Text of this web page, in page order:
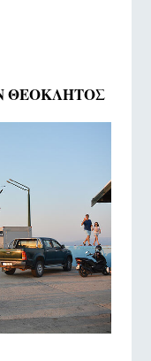
ΘΕΟΚΛΗΤΟΣ